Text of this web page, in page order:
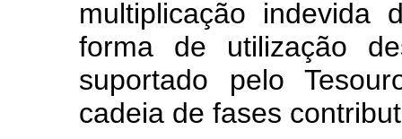
multiplicação
forma de utilização
suportado pelo
cadeia de fases